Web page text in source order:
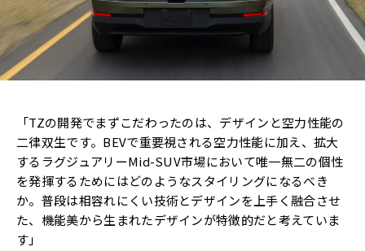
「TZの開発でまずこだわったのは、デザインと空力性能の
二律双生です。BEVで重要視される空力性能に加え、拡大
するラグジュアリーMid-SUV市場において唯一無二の個性
を発揮するためにはどのようなスタイリングになるべき
か。普段は相容れにくい技術とデザインを上手く融合させ
た、機能美から生まれたデザインが特徴的だと考えていま
す」